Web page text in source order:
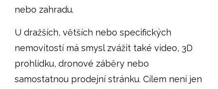
nebo zahradu.
U dražších, větších nebo specifických
nemovitostí má smysl zvážit také video, 3D
prohlídku, dronové záběry nebo
samostatnou prodejní stránku. Cílem není jen